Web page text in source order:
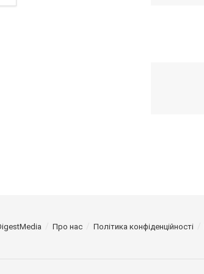
Про нас Політика конфіденційності